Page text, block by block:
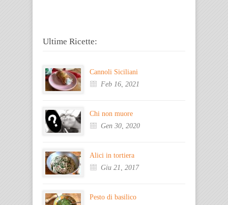
Ultime Ricette:
Cannoli Siciliani
Feb 16, 2021
Chi non muore
Gen 30, 2020
Alici in tortiera
Giu 21, 2017
Pesto di basilico